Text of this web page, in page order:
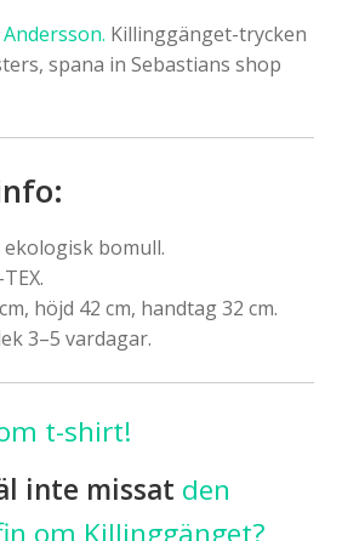
Killinggänget-trycken
spana in Sebastians shop
:
ekologisk bomull.
höjd 42 cm, handtag 32 cm.
3–5 vardagar.
t-shirt!
inte missat den